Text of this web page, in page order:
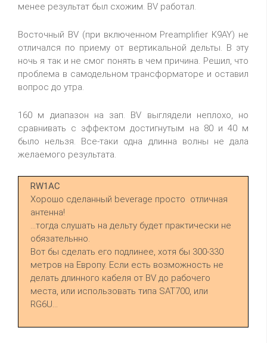
менее результат был схожим. BV работал.
Восточный BV (при включенном Preamplifier K9AY) не
отличался по приему от вертикальной дельты. В эту
ночь я так и не смог понять в чем причина. Решил, что
проблема в самодельном трансформаторе и оставил
вопрос до утра.
160 м диапазон на зап. BV выглядели неплохо, но
сравнивать с эффектом достигнутым на 80 и 40 м
было нельзя. Все-таки одна длинна волны не дала
желаемого результата.
RW1AC
Хорошо сделанный beverage просто отличная
антенна!
...тогда слушать на дельту будет практически не
обязательнно.
Вот бы сделать его подлинее, хотя бы 300-330
метров на Европу. Если есть возможность не
делать длинного кабеля от BV до рабочего
места, или использовать типа SAT700, или
RG6U...